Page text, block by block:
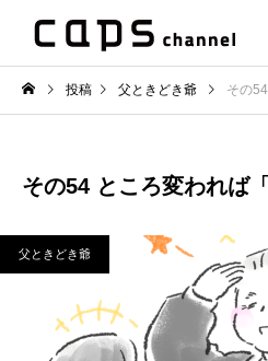
投稿 父ときどき爺 その
その54 ところ変われば
父ときどき爺